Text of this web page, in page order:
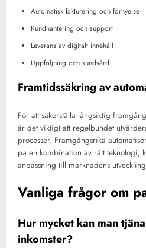
Automatisk fakturering och förnyelse
Kundhantering och support
Leverans av digitalt innehåll
Uppföljning och kundvård
Framtidssäkring av
För att säkerställa långsiktig
är det viktigt att regelbundet
processer. Framgångsrika
på en kombination av rätt teknologi,
anpassning till marknadens
Vanliga frågor om
Hur mycket kan man
inkomster?